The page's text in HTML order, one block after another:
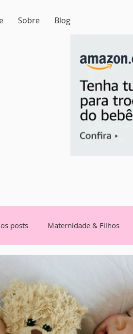
Sobre Blog
posts Maternidade & Filhos